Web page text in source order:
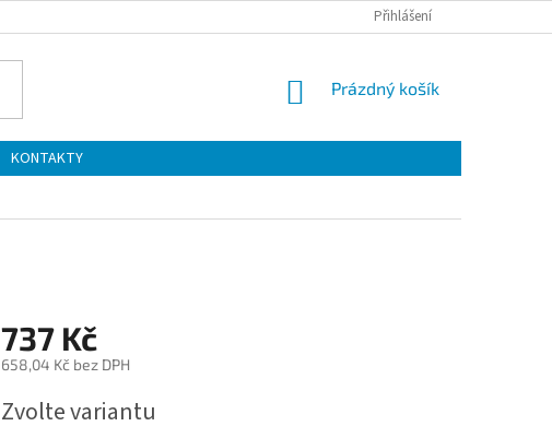
Přihlášení
NÁKUPNÍ
Prázdný košík
KONTAKTY
737 Kč
658,04 Kč bez DPH
cena:
Zvolte variantu